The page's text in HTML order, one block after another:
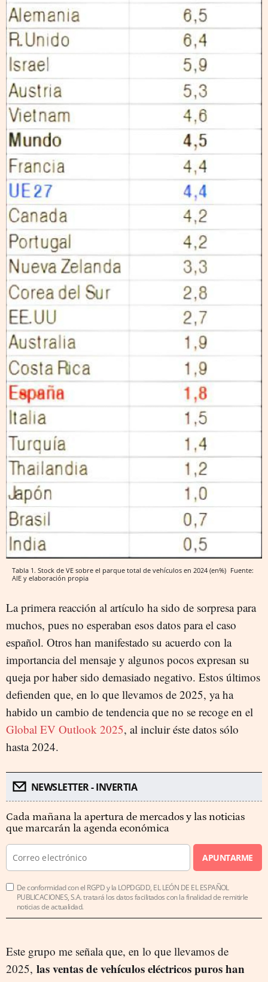
Tabla 1. Stock de VE sobre el parque total de vehículos en 2024 (en%) Fuente:
AIE y elaboración propia
La primera reacción al artículo ha sido de sorpresa para
muchos, pues no esperaban esos datos para el caso
español. Otros han manifestado su acuerdo con la
importancia del mensaje y algunos pocos expresan su
queja por haber sido demasiado negativo. Estos últimos
defienden que, en lo que llevamos de 2025, ya ha
habido un cambio de tendencia que no se recoge en el
Global EV Outlook 2025, al incluir éste datos sólo
hasta 2024.
NEWSLETTER - INVERTIA
Cada mañana la apertura de mercados y las noticias
que marcarán la agenda económica
APUNTARME
De conformidad con el RGPD y la LOPDGDD, EL LEÓN DE EL ESPAÑOL
PUBLICACIONES, S.A. tratará los datos facilitados con la finalidad de remitirle
noticias de actualidad.
Este grupo me señala que, en lo que llevamos de
2025, las ventas de vehículos eléctricos puros han